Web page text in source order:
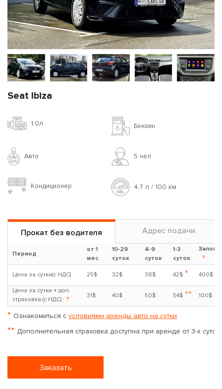
Seat Ibiza
1.0л Бензин
Авто 5 чел
Кондиционер 4.7 л / 100 км
Прокат без водителя Адрес подачи
Период
от 1
мес.
10-29
суток
4-9
суток
1-3
суток
Залог
?
Цена за сутки(с НДС) 25$ 32$ 38$ 42$ * 400$
Цена за сутки + доп.
страховка (с НДС)
?
31$ 40$ 50$ 54$ ** 100$
* Ознакомиться с условиями аренды авто на сутки
** Дополнительная страховка доступна при аренде от 3-х суток
Заказать